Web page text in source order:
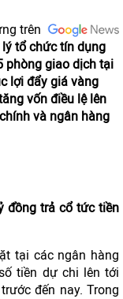
trên
tổ chức tín dụng
phòng giao dịch tại
lợi đẩy giá vàng
vốn điều lệ lên
và ngân hàng
đồng trả cổ tức tiền
tại các ngân hàng
tiền dự chi lên tới
đến nay. Trong